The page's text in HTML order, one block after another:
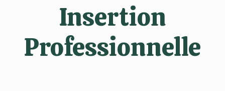
Insertion
Professionnelle